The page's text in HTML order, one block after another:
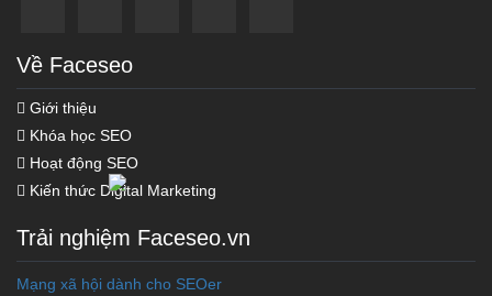
Về Faceseo
Giới thiệu
Khóa học SEO
Hoạt động SEO
Kiến thức Digital Marketing
Trải nghiệm Faceseo.vn
Mạng xã hội dành cho SEOer
Khóa học Marketing Online